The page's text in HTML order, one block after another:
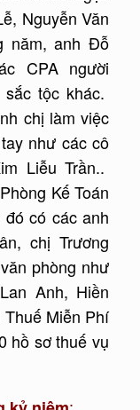
Nguyễn Văn
năm, anh Đỗ
CPA người
tộc khác.
chị làm việc
như các cô
Liễu Trần..
Kế Toán
có các anh
chị Trương
phòng như
Anh, Hiền
Miễn Phí
hồ sơ thuế vụ